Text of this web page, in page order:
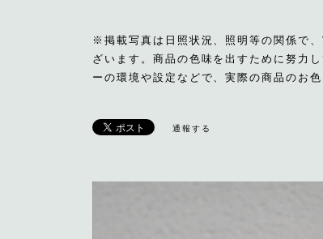
※掲載写真は日照状況、照明等の関係で
ざいます。商品の色味を出すために努力
ーの環境や設定などで、実際の商品のお
通報する